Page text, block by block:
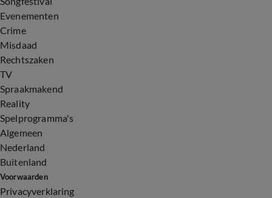
Evenementen
Crime
Misdaad
Rechtszaken
TV
Spraakmakend
Reality
Spelprogramma's
Algemeen
Nederland
Buitenland
Voorwaarden
Privacyverklaring